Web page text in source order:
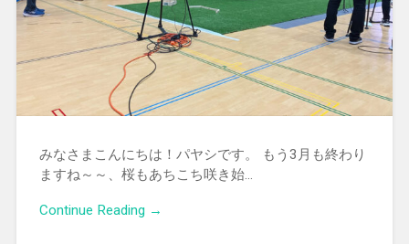
みなさまこんにちは！パヤシです。 もう3月も終わり
ますね～～、桜もあちこち咲き始…
Continue Reading →